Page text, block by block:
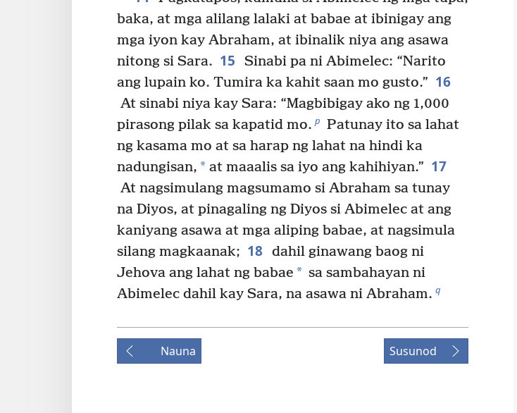
baka, at mga alilang lalaki at babae at ibinigay ang
mga iyon kay Abraham, at ibinalik niya ang asawa
nitong si Sara. 15
Sinabi pa ni Abimelec: “Narito
ang lupain ko. Tumira ka kahit saan mo gusto.” 16
At sinabi niya kay Sara: “Magbibigay ako ng 1,000
pirasong pilak sa kapatid mo. p Patunay ito sa lahat
ng kasama mo at sa harap ng lahat na hindi ka
nadungisan, * at maaalis sa iyo ang kahihiyan.” 17
At nagsimulang magsumamo si Abraham sa tunay
na Diyos, at pinagaling ng Diyos si Abimelec at ang
kaniyang asawa at mga aliping babae, at nagsimula
silang magkaanak; 18 dahil ginawang baog ni
Jehova ang lahat ng babae * sa sambahayan ni
Abimelec dahil kay Sara, na asawa ni Abraham. q
Nauna Susunod